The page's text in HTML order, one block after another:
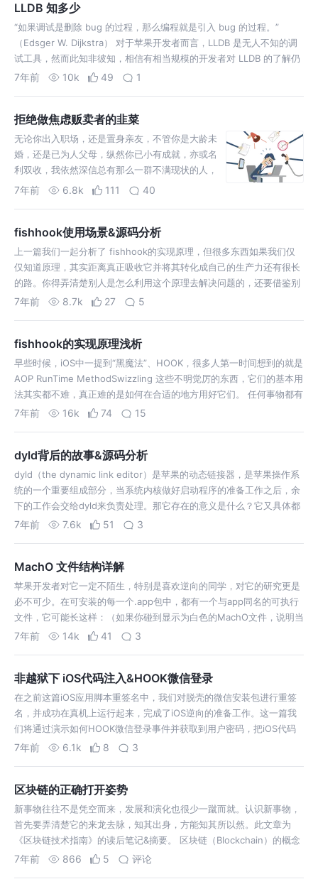
谈谈自…
LLDB 知多少
“如果调试是删除 bug 的过程，那么编程就是引入 bug 的过程。”
（Edsger W. Dijkstra） 对于苹果开发者而言，LLDB 是无人不知的调
试工具，然而此知非彼知，相信有相当规模的开发者对 LLDB 的了解仍
然停留于几个基础命令的使用，今天让我们来重新认识一下既…
7年前 10k 49 1
拒绝做焦虑贩卖者的韭菜
无论你出入职场，还是置身亲友，不管你是大龄未
婚，还是已为人父母，纵然你已小有成就，亦或名
利双收，我依然深信总有那么一群不满现状的人，
在各种圈子里、角色下、欲望中，被不同的焦虑环
能正确的看待焦…
7年前 6.8k 111 40
fishhook使用场景&源码分析
上一篇我们一起分析了 fishhook的实现原理，但很多东西如果我们仅
仅知道原理，其实距离真正吸收它并将其转化成自己的生产力还有很长
的路。你得弄清楚别人是怎么利用这个原理去解决问题的，还要借鉴别
人的设计思想，再结合我们自己的思考不断地实践和总结，才能真正让
7年前 8.7k 27 5
fishhook的实现原理浅析
早些时候，iOS中一提到“黑魔法”、HOOK，很多人第一时间想到的就是
AOP RunTime MethodSwizzling 这些不明觉厉的东西，它们的基本用
法其实都不难，真正难的是如何在合适的地方用好它们。 任何事物都有
两面性，越强大其可能带来的隐患也越具有毁灭性。苹果提供…
7年前 16k 74 15
dyld背后的故事&源码分析
dyld（the dynamic link editor）是苹果的动态链接器，是苹果操作系
统的一个重要组成部分，当系统内核做好启动程序的准备工作之后，余
下的工作会交给dyld来负责处理。那它存在的意义是什么？它又具体都
负责做些什么呢？这一篇我们一起来一探究竟。前方长篇预警~ 存…
7年前 7.6k 51 3
MachO 文件结构详解
苹果开发者对它一定不陌生，特别是喜欢逆向的同学，对它的研究更是
必不可少。在可安装的每一个.app包中，都有一个与app同名的可执行
文件，它可能长这样：（如果你碰到显示为白色的MachO文件，说明当
前用户对其没有可执行权限） 可以看到，该示例的MachO文件属于通
7年前 14k 41 3
非越狱下 iOS代码注入&HOOK微信登录
在之前这篇iOS应用脚本重签名中，我们对脱壳的微信安装包进行重签
名，并成功在真机上运行起来，完成了iOS逆向的准备工作。这一篇我
们将通过演示如何HOOK微信登录事件并获取到用户密码，把iOS代码
注入的几种方式串起来做个简单地概述。不管做逆向还是正向开发，这
7年前 6.1k 8 3
区块链的正确打开姿势
新事物往往不是凭空而来，发展和演化也很少一蹴而就。认识新事物，
首先要弄清楚它的来龙去脉，知其出身，方能知其所以然。此文章为
《区块链技术指南》的读后笔记&摘要。 区块链（Blockchain）的概念
首次被人们关注，源于2009年初上线的比特币（Bitcoin）开源项目。
7年前 866 5 评论